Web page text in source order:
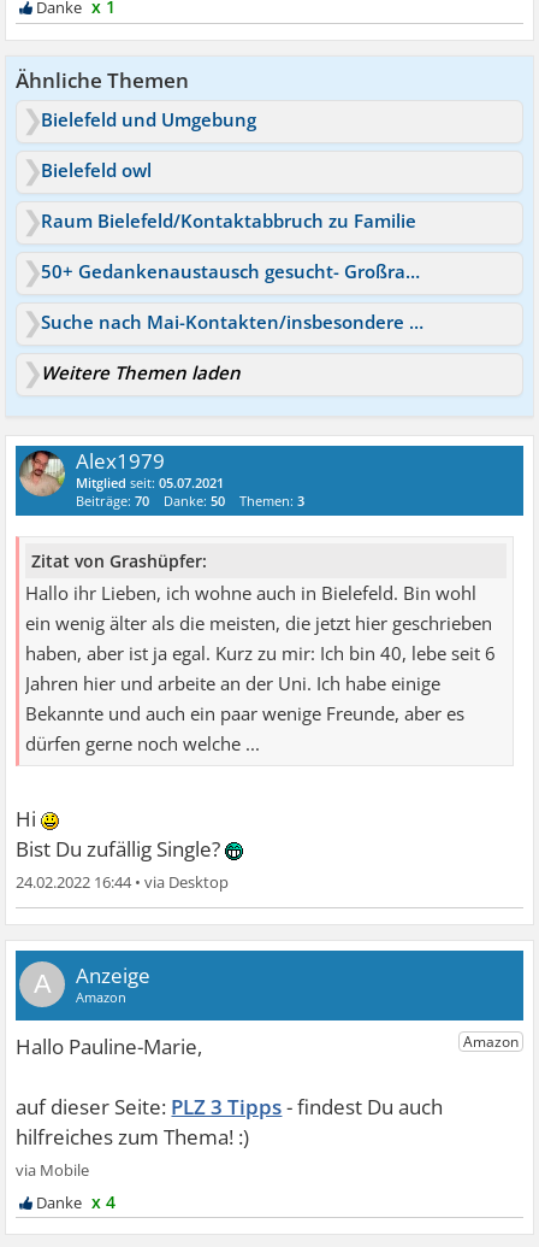
x 1
Ähnliche Themen
Bielefeld und Umgebung
Bielefeld owl
Raum Bielefeld/Kontaktabbruch zu Familie
50+ Gedankenaustausch gesucht- Großraum Bielefeld
Suche nach Mai-Kontakten/insbesondere aus Bielefeld
Weitere Themen laden
Alex1979
Mitglied seit:05.07.2021
Beiträge:70 Danke:50 Themen:3
Zitat von Grashüpfer:
Hallo ihr Lieben, ich wohne auch in Bielefeld. Bin wohl
ein wenig älter als die meisten, die jetzt hier geschrieben
haben, aber ist ja egal. Kurz zu mir: Ich bin 40, lebe seit 6
Jahren hier und arbeite an der Uni. Ich habe einige
Bekannte und auch ein paar wenige Freunde, aber es
dürfen gerne noch welche ...
Hi
Bist Du zufällig Single?
24.02.2022 16:44•
A
PLZ 3 Tipps
x 4